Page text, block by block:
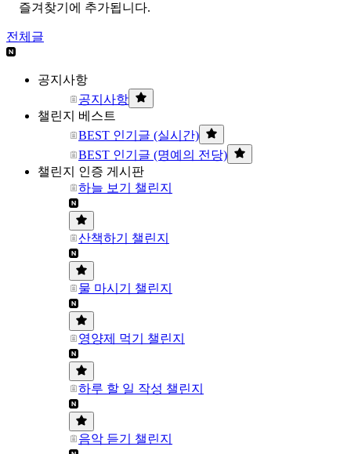
즐겨찾기에 추가됩니다.
전체글
공지사항
공지사항
챌린지 베스트
BEST 인기글 (실시간)
BEST 인기글 (명예의 전당)
챌린지 인증 게시판
하늘 보기 챌린지
산책하기 챌린지
물 마시기 챌린지
영양제 먹기 챌린지
하루 할 일 작성 챌린지
음악 듣기 챌린지